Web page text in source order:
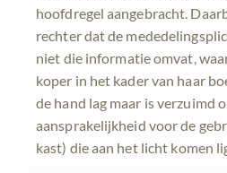
hoofdregel aangebracht.
rechter dat de
niet die informatie omvat,
koper in het kader van haar
de hand lag maar is verzuimd
aansprakelijkheid voor de
kast) die aan het licht komen